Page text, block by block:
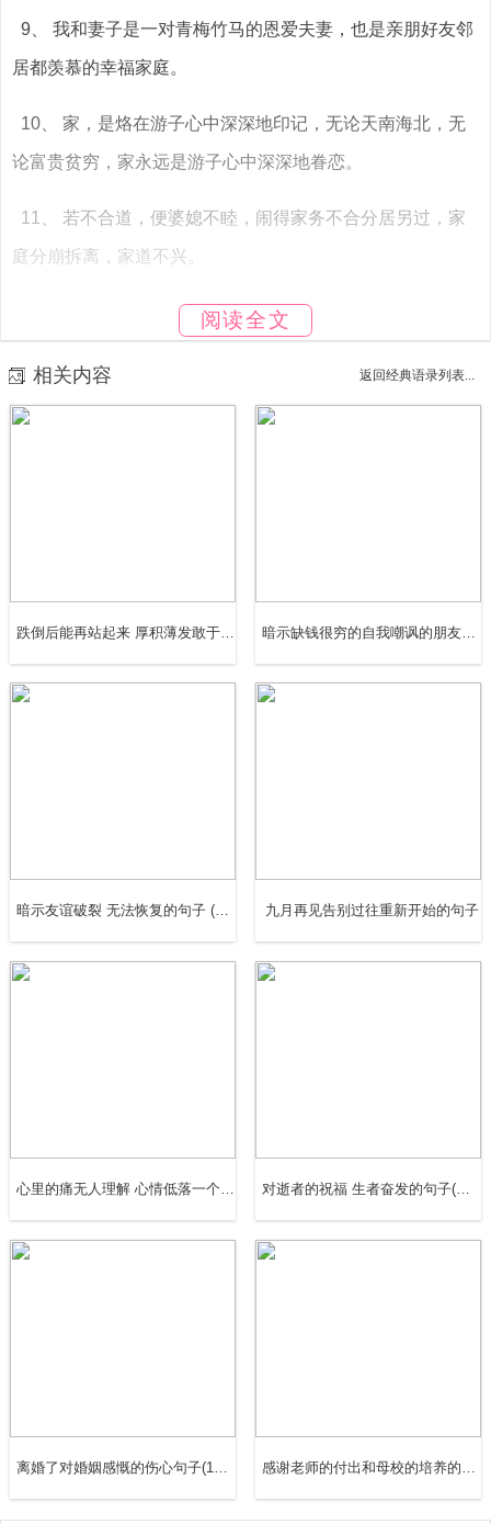
9、 我和妻子是一对青梅竹马的恩爱夫妻，也是亲朋好友邻
居都羡慕的幸福家庭。
10、 家，是烙在游子心中深深地印记，无论天南海北，无
论富贵贫穷，家永远是游子心中深深地眷恋。
11、 若不合道，便婆媳不睦，闹得家务不合分居另过，家
庭分崩拆离，家道不兴。
12、 家是爱的聚合体，试看天下之家，皆为爱而聚，无爱
13、 春风又绿江南岸，明月何时照我还?悠扬的萨克斯再度
之;富贵传家，不过三代。
16、 温馨的家无需太大，有爱有温馨就好，无需多华丽，
越紧，它漏的就越多。
20、 家是什么?家是一扇门，有了门就不再害怕坏人到我们
家来;家是什么?家是一个温馨的港湾，旅途疲乏了，可以好
好休息，再起航。
阅读全文
相关内容 返回经典语录列表...
暗示友谊破裂 无法恢复的句子 (25句) 九月再见告别过往重新开始的句子
心里的痛无人理解 心情低落一个人默默承受的句子(精选79句) 对逝者的祝福 生者奋发的句子(精选33句)
离婚了对婚姻感慨的伤心句子(18句) 感谢老师的付出和母校的培养的经典句子(20句)